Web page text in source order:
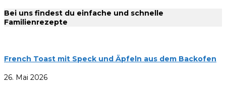
Bei uns findest du einfache und schnelle
Familienrezepte
French Toast mit Speck und Äpfeln aus dem Backofen
26. Mai 2026